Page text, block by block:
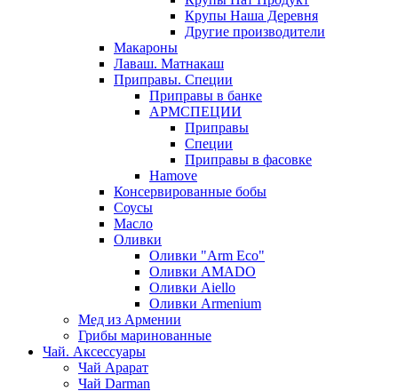
Крупы Наша Деревня
Другие производители
Макароны
Лаваш. Матнакаш
Приправы. Специи
Приправы в банке
АРМСПЕЦИИ
Приправы
Специи
Приправы в фасовке
Hamove
Консервированные бобы
Соусы
Масло
Оливки
Оливки "Arm Eco"
Оливки AMADO
Оливки Aiello
Оливки Armenium
Мед из Армении
Грибы маринованные
Чай. Аксессуары
Чай Арарат
Чай Darman